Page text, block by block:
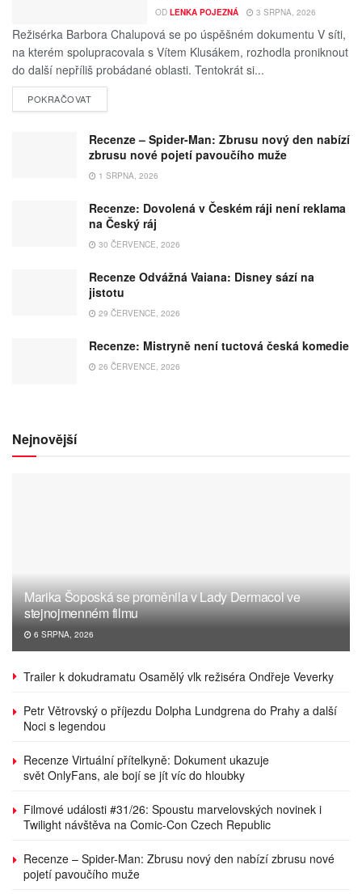
OD LENKA POJEZNÁ 3 SRPNA, 2026
Režisérka Barbora Chalupová se po úspěšném dokumentu V síti,
na kterém spolupracovala s Vítem Klusákem, rozhodla proniknout
do další nepříliš probádané oblasti. Tentokrát si...
POKRAČOVAT
Recenze – Spider-Man: Zbrusu nový den nabízí
zbrusu nové pojetí pavoučího muže
1 SRPNA, 2026
Recenze: Dovolená v Českém ráji není reklama
na Český ráj
30 ČERVENCE, 2026
Recenze Odvážná Vaiana: Disney sází na
jistotu
29 ČERVENCE, 2026
Recenze: Mistryně není tuctová česká komedie
26 ČERVENCE, 2026
Nejnovější
Marika Šoposká se proměnila v Lady Dermacol ve
stejnojmenném filmu
6 SRPNA, 2026
Trailer k dokudramatu Osamělý vlk režiséra Ondřeje Veverky
Petr Větrovský o příjezdu Dolpha Lundgrena do Prahy a další
Noci s legendou
Recenze Virtuální přítelkyně: Dokument ukazuje
svět OnlyFans, ale bojí se jít víc do hloubky
Filmové události #31/26: Spoustu marvelovských novinek i
Twilight návštěva na Comic-Con Czech Republic
Recenze – Spider-Man: Zbrusu nový den nabízí zbrusu nové
pojetí pavoučího muže